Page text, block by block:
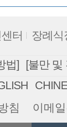
터 장례식
법] [불만 및
침
이메